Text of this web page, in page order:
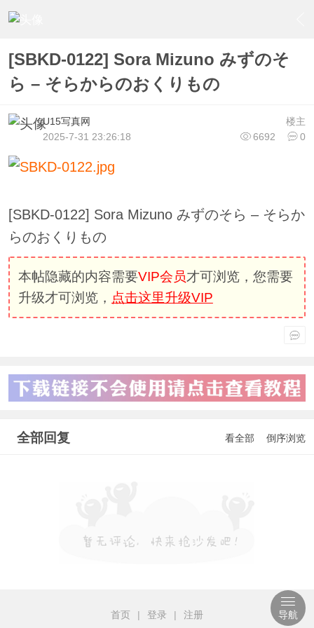
[SBKD-0122] Sora Mizuno みずのそ
ら – そらからのおくりもの
楼主
U15写真网
6692
0
2025-7-31 23:26:18
[SBKD-0122] Sora Mizuno みずのそら – そらか
らのおくりもの
本帖隐藏的内容需要VIP会员才可浏览，您需要
升级才可浏览， 点击这里升级VIP
全部回复 看全部 倒序浏览
首页 | 登录 | 注册 导航